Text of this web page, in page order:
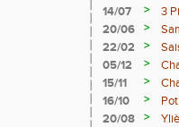
14/07
>
3
20/06
>
22/02
>
05/12
>
15/11
>
16/10
>
20/08
>